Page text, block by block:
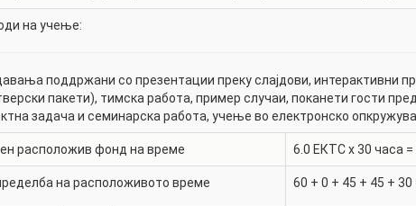
на учење:
поддржани со презентации преку слајдови, интерактивни
пакети), тимска работа, пример случаи, поканети гости
задача и семинарска работа, учење во електронско
расположив фонд на време 6.0 ЕКТС x 30 часа =
на расположивото време 60 + 0 + 45 + 45 + 30